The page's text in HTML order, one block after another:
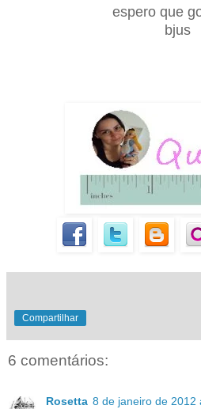
espero que
bjus
Compartilhar
6 comentários:
Rosetta 8 de janeiro de 2012